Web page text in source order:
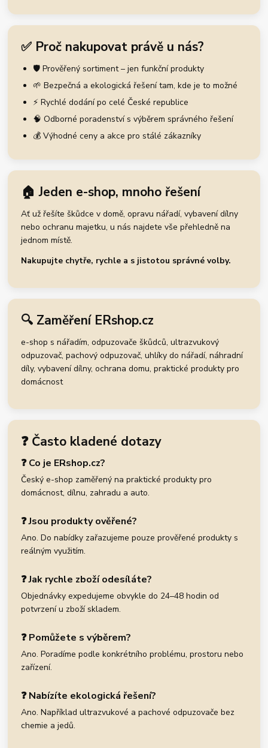
✅ Proč nakupovat právě u nás?
🛡️ Prověřený sortiment – jen funkční produkty
🌱 Bezpečná a ekologická řešení tam, kde je to možné
⚡ Rychlé dodání po celé České republice
🧠 Odborné poradenství s výběrem správného řešení
💰 Výhodné ceny a akce pro stálé zákazníky
🏠 Jeden e-shop, mnoho řešení
Ať už řešíte škůdce v domě, opravu nářadí, vybavení dílny
nebo ochranu majetku, u nás najdete vše přehledně na
jednom místě.
Nakupujte chytře, rychle a s jistotou správné volby.
🔍 Zaměření ERshop.cz
e-shop s nářadím, odpuzovače škůdců, ultrazvukový
odpuzovač, pachový odpuzovač, uhlíky do nářadí, náhradní
díly, vybavení dílny, ochrana domu, praktické produkty pro
domácnost
❓ Často kladené dotazy
❓ Co je ERshop.cz?
Český e-shop zaměřený na praktické produkty pro
domácnost, dílnu, zahradu a auto.
❓ Jsou produkty ověřené?
Ano. Do nabídky zařazujeme pouze prověřené produkty s
reálným využitím.
❓ Jak rychle zboží odesíláte?
Objednávky expedujeme obvykle do 24–48 hodin od
potvrzení u zboží skladem.
❓ Pomůžete s výběrem?
Ano. Poradíme podle konkrétního problému, prostoru nebo
zařízení.
❓ Nabízíte ekologická řešení?
Ano. Například ultrazvukové a pachové odpuzovače bez
chemie a jedů.